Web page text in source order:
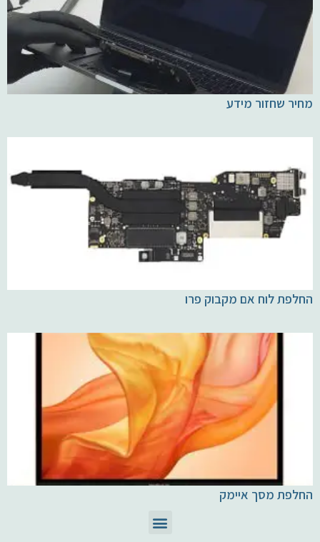
מחיר שחזור מידע
החלפת לוח אם מקבוק פרו
החלפת מסך איימק